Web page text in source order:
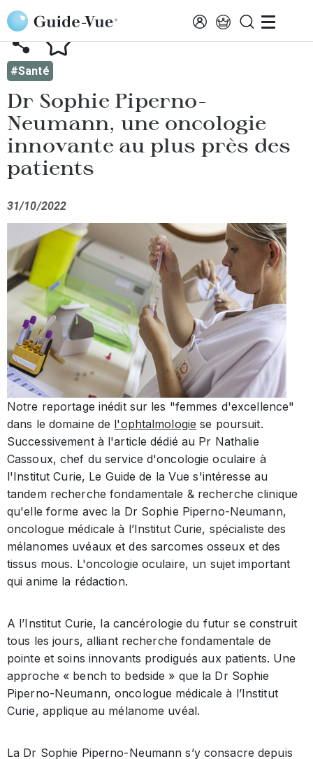
Aller au contenu principal
AFFICHER TOUTES LES ACTUALITÉS
#Santé
Dr Sophie Piperno-
Neumann, une oncologie
innovante au plus près des
patients
31/10/2022
Notre reportage inédit sur les "femmes d'excellence"
dans le domaine de l'ophtalmologie se poursuit.
Successivement à l'article dédié au Pr Nathalie
Cassoux, chef du service d'oncologie oculaire à
l'Institut Curie, Le Guide de la Vue s'intéresse au
tandem recherche fondamentale & recherche clinique
qu'elle forme avec la Dr Sophie Piperno-Neumann,
oncologue médicale à l’Institut Curie, spécialiste des
mélanomes uvéaux et des sarcomes osseux et des
tissus mous. L'oncologie oculaire, un sujet important
qui anime la rédaction.
A l’Institut Curie, la cancérologie du futur se construit
tous les jours, alliant recherche fondamentale de
pointe et soins innovants prodigués aux patients. Une
approche « bench to bedside » que la Dr Sophie
Piperno-Neumann, oncologue médicale à l’Institut
Curie, applique au mélanome uvéal.
La Dr Sophie Piperno-Neumann s’y consacre depuis